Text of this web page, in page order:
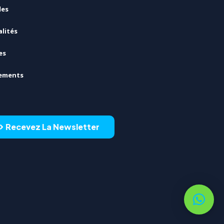
Recevez La Newsletter